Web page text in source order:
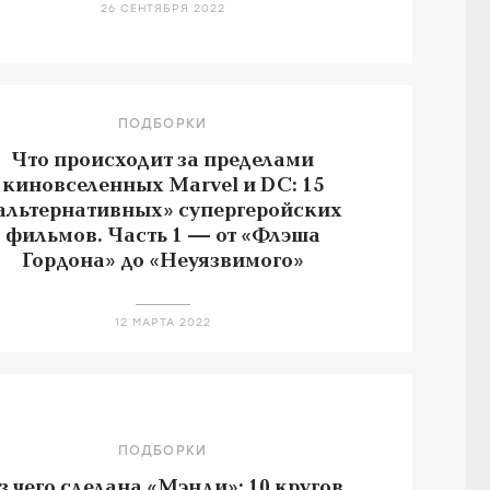
26 СЕНТЯБРЯ 2022
ПОДБОРКИ
Что происходит за пределами
киновселенных Marvel и DC: 15
супергеройских
фильмов. Часть 1 — от «Флэша
Гордона» до «Неуязвимого»
12 МАРТА 2022
ПОДБОРКИ